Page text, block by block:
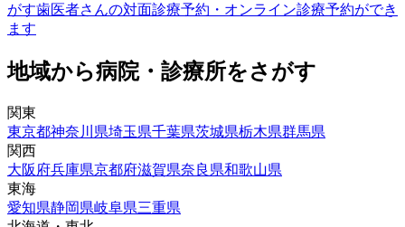
がす歯医者さんの対面診療予約・オンライン診療予約ができ
ます
地域から病院・診療所をさがす
関東
東京都神奈川県埼玉県千葉県茨城県栃木県群馬県
関西
大阪府兵庫県京都府滋賀県奈良県和歌山県
東海
愛知県静岡県岐阜県三重県